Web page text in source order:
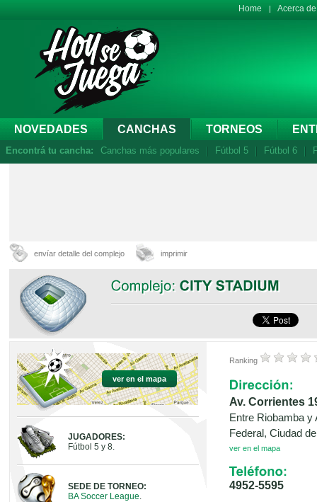
Home Acerca
NOVEDADES CANCHAS TORNEOS
Encontrá tu cancha: Canchas más populares Fútbol 5 Fútbol 6
envíar detalle del complejo imprimir
ver en el mapa
JUGADORES:
Fútbol 5 y 8.
SEDE DE TORNEO:
BA Soccer League.
Ranking
Av. Corrientes
Entre Riobamba y
Federal, Ciudad
ver en el mapa
4952-5595